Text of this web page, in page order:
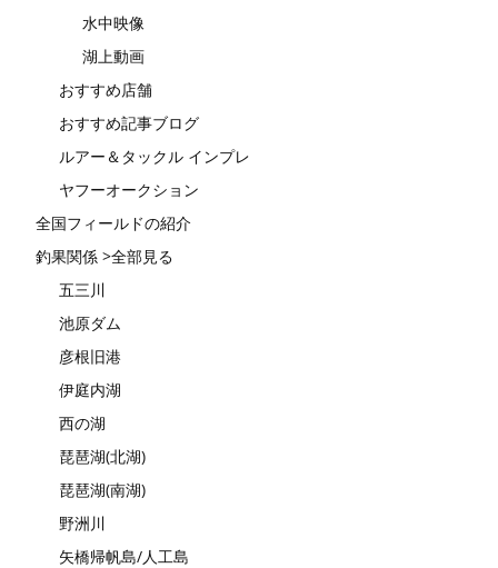
水中映像
湖上動画
おすすめ店舗
おすすめ記事ブログ
ルアー＆タックル インプレ
ヤフーオークション
全国フィールドの紹介
釣果関係 >全部見る
五三川
池原ダム
彦根旧港
伊庭内湖
西の湖
琵琶湖(北湖)
琵琶湖(南湖)
野洲川
矢橋帰帆島/人工島